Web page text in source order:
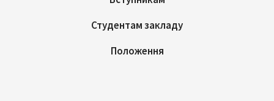
Студентам закладу
Положення